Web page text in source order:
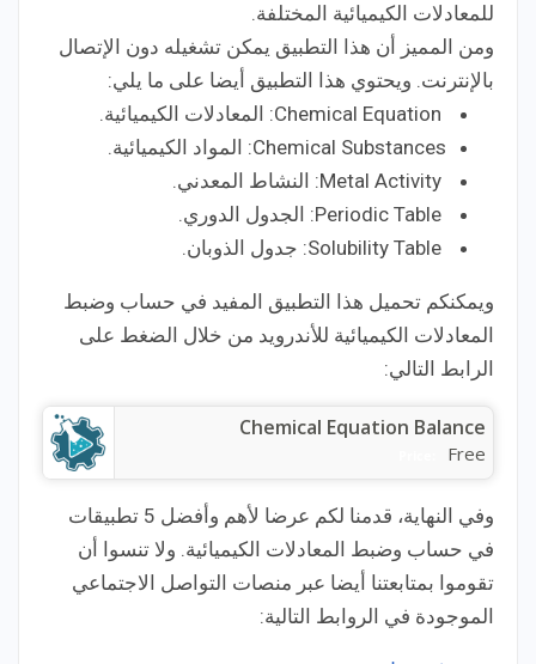
للمعادلات الكيميائية المختلفة.
ومن المميز أن هذا التطبيق يمكن تشغيله دون الإتصال
بالإنترنت. ويحتوي هذا التطبيق أيضا على ما يلي:
Chemical Substances: المواد الكيميائية.
ويمكنكم تحميل هذا التطبيق المفيد في حساب وضبط
المعادلات الكيميائية للأندرويد من خلال الضغط على
الرابط التالي:
Chemical Equation Balance
Free
وفي النهاية، قدمنا لكم عرضا لأهم وأفضل 5 تطبيقات
في حساب وضبط المعادلات الكيميائية. ولا تنسوا أن
تقوموا بمتابعتنا أيضا عبر منصات التواصل الاجتماعي
الموجودة في الروابط التالية: